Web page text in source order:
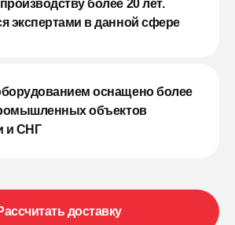
более 20 лет.
экспертами в данной сфере
оснащено более
объектов
и СНГ
доставку